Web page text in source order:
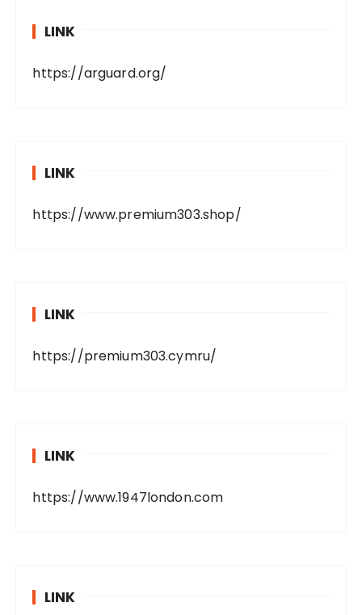
LINK
https://arguard.org/
LINK
https://www.premium303.shop/
LINK
https://premium303.cymru/
LINK
https://www.1947london.com
LINK